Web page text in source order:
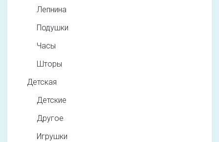
Лепнина
Подушки
Часы
Шторы
Детская
Детские
Другое
Игрушки